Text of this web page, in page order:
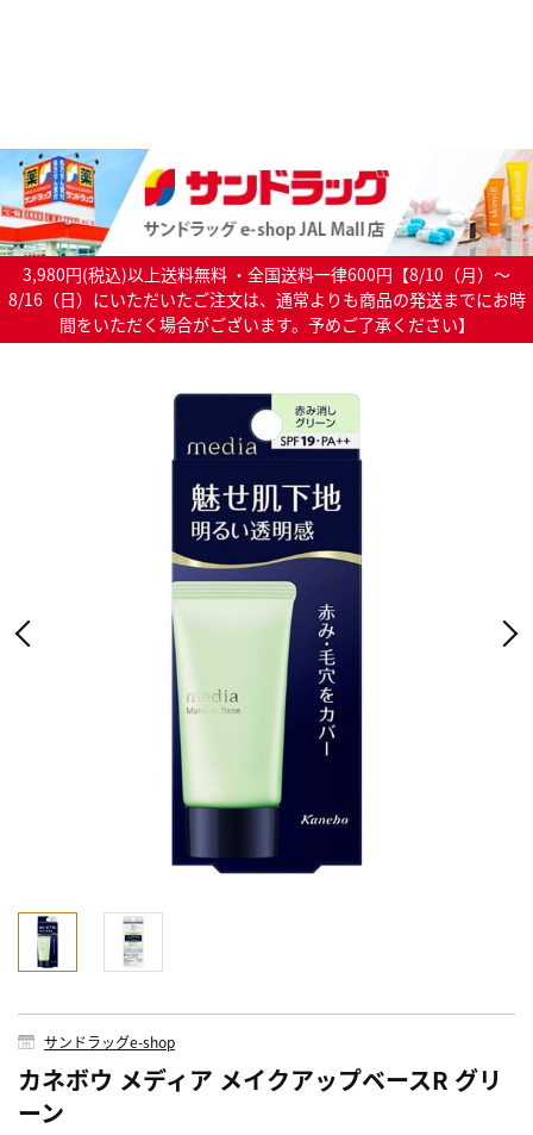
3,980円(税込)以上送料無料 ・全国送料一律600円【8/10（月）～
8/16（日）にいただいたご注文は、通常よりも商品の発送までにお時
間をいただく場合がございます。予めご了承ください】
サンドラッグe-shop
カネボウ メディア メイクアップベースR グリ
ーン